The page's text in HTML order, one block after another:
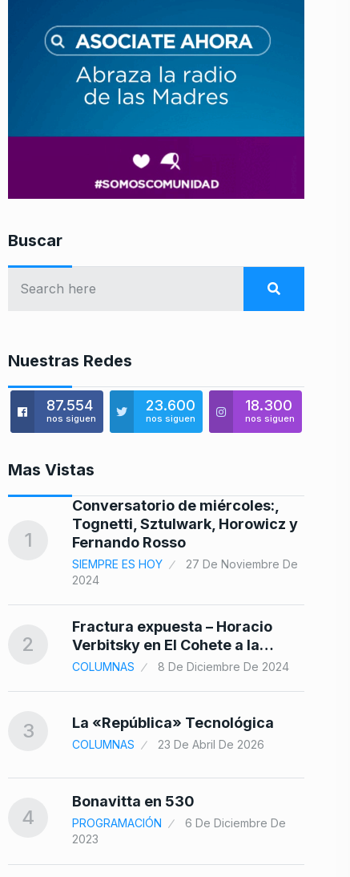
Buscar
Nuestras Redes
87.554
nos siguen
23.600
nos siguen
18.300
nos siguen
Mas Vistas
1
Conversatorio de miércoles:,
Tognetti, Sztulwark, Horowicz y
Fernando Rosso
SIEMPRE ES HOY
27 De Noviembre De
2024
2
Fractura expuesta – Horacio
Verbitsky en El Cohete a la…
COLUMNAS 8 De Diciembre De 2024
3 La «República» Tecnológica
COLUMNAS 23 De Abril De 2026
4
Bonavitta en 530
PROGRAMACIÓN
6 De Diciembre De
2023